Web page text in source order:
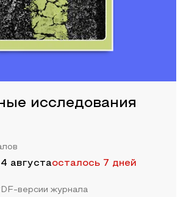
исследования
августаосталось 7 дней
версии журнала